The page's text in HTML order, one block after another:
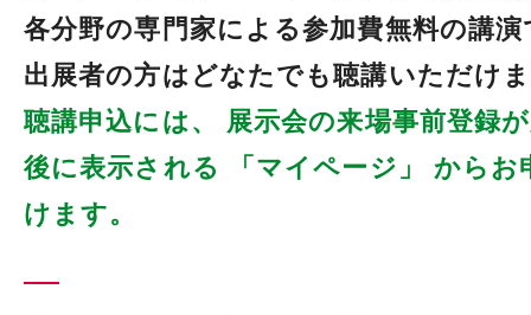
各分野の専門家による参加費無料の講
出展者の方はどなたでも聴講いただけ
聴講申込には、 展示会の来場事前登録
後に表示される 「マイページ」 からお
けます。